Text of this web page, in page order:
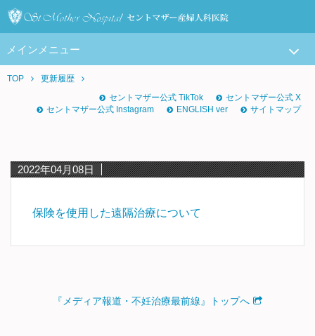
メインメニュー
TOP
更新履歴
セントマザー公式 TikTok
セントマザー公式 X
セントマザー公式 Instagram
ENGLISH ver サイトマップ
2022年04月08日
保険を使用した遠隔治療について
『メディア報道・不妊治療最前線』トップへ